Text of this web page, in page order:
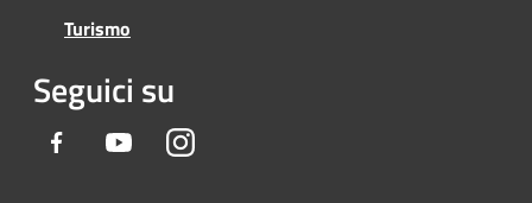
Turismo
Seguici su
Facebook YoutubeInstagram